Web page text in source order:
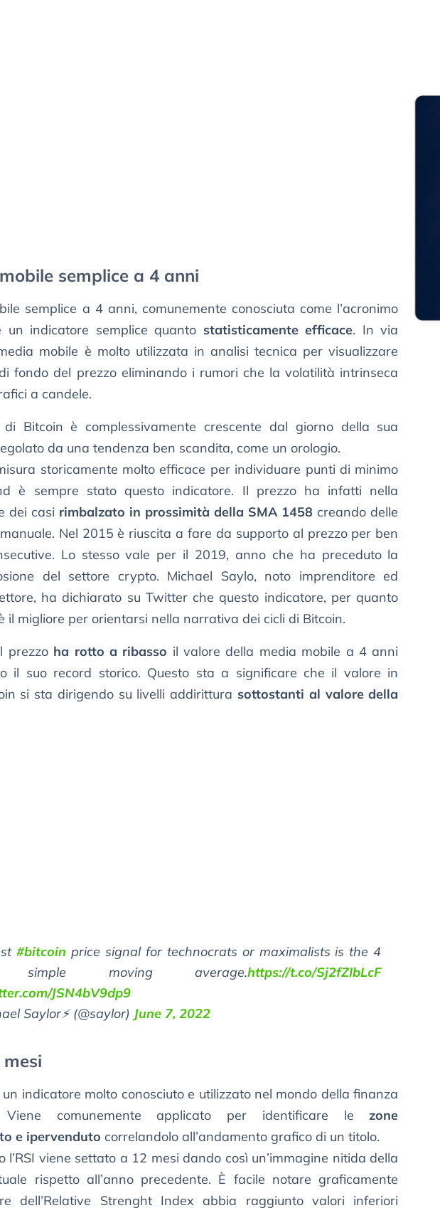
semplice a 4 anni
semplice a 4 anni, comunemente conosciuta come l’acronimo
un indicatore semplice quanto statisticamente efficace. In via
mobile è molto utilizzata in analisi tecnica per visualizzare
fondo del prezzo eliminando i rumori che la volatilità intrinseca
a candele.
di Bitcoin è complessivamente crescente dal giorno della sua
da una tendenza ben scandita, come un orologio.
storicamente molto efficace per individuare punti di minimo
è sempre stato questo indicatore. Il prezzo ha infatti nella
dei casi rimbalzato in prossimità della SMA 1458 creando delle
Nel 2015 è riuscita a fare da supporto al prezzo per ben
Lo stesso vale per il 2019, anno che ha preceduto la
del settore crypto. Michael Saylo, noto imprenditore ed
ha dichiarato su Twitter che questo indicatore, per quanto
il migliore per orientarsi nella narrativa dei cicli di Bitcoin.
prezzo ha rotto a ribasso il valore della media mobile a 4 anni
il suo record storico. Questo sta a significare che il valore in
si sta dirigendo su livelli addirittura sottostanti al valore della
#bitcoin price signal for technocrats or maximalists is the 4
simple moving average.https://t.co/Sj2fZIbLcF
JSN4bV9dp9
Saylor⚡️ (@saylor) June 7, 2022
mesi
un indicatore molto conosciuto e utilizzato nel mondo della finanza
Viene comunemente applicato per identificare le zone
e ipervenduto correlandolo all’andamento grafico di un titolo.
l’RSI viene settato a 12 mesi dando così un’immagine nitida della
rispetto all’anno precedente. È facile notare graficamente
dell’Relative Strenght Index abbia raggiunto valori inferiori